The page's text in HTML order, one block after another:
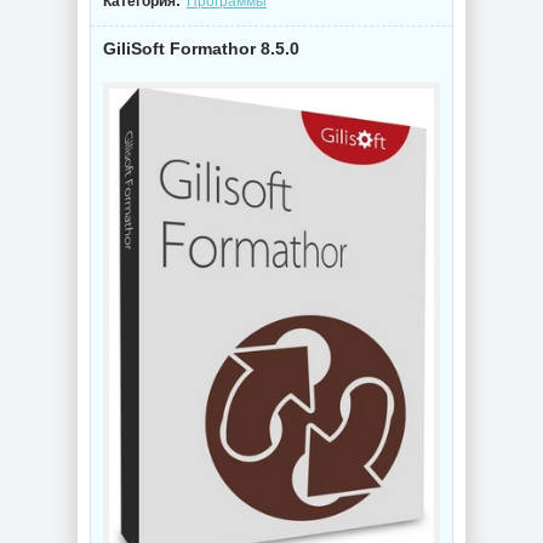
Конвертер видео
Wondershare
UniConverter
17.4.5.648 by 7997
Видеоконвертер
Wondershare
UniConverter
by 7997
мессенджер
Telegram Desktop
Схемы курсоров
для
компьютерной
мышки (Cursors
concept scheme)
GiliSoft Formathor 8.5.0